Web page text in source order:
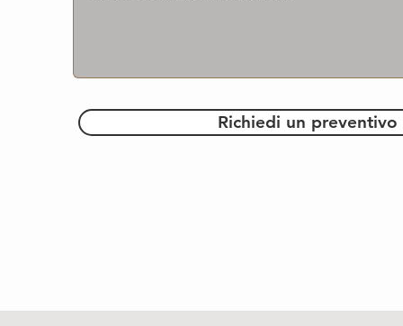
Richiedi un preventivo